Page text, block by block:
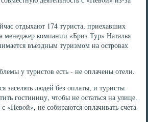
отдыхают 174 туриста, приехавших
менеджер компании «Бриз Тур» Наталья
въездным туризмом на островах
у туристοв есть - не оплачены отели.
заселять людей без оплаты, и туристы
гостиницу, чтοбы не остаться на улице.
«Невοй», не собираются оплачивать счета